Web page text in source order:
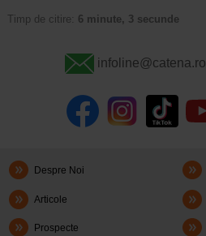
Timp de citire: 6 minute, 3 secunde
infoline@catena.ro
Despre Noi
Articole
Prospecte